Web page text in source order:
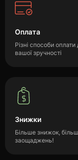
Оплата
Різні способи оплати
вашої зручності
Знижки
Більше знижок,
заощаджень!